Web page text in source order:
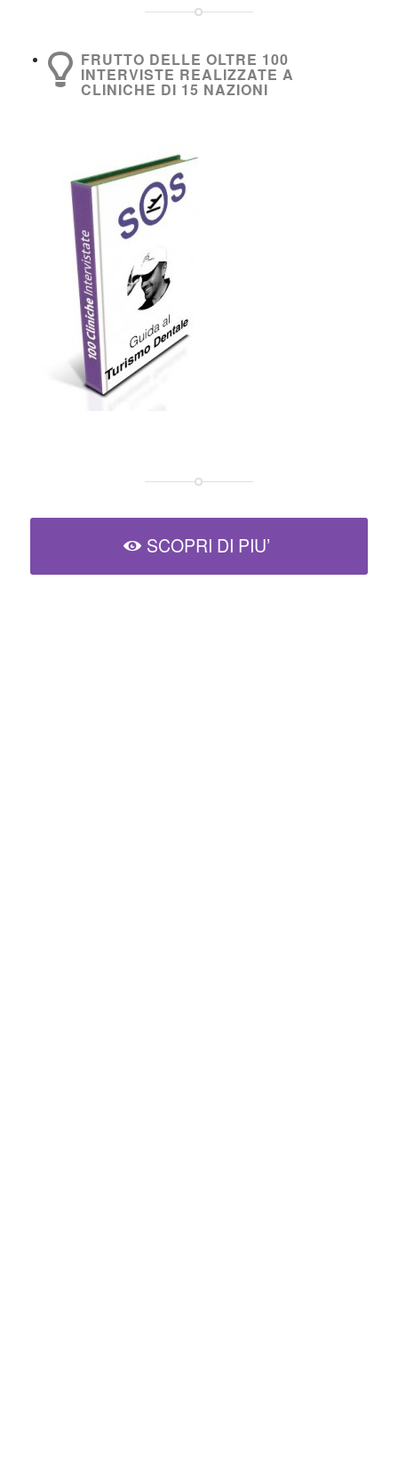
FRUTTO DELLE OLTRE 100
INTERVISTE REALIZZATE A
CLINICHE DI 15 NAZIONI
SCOPRI DI PIU’